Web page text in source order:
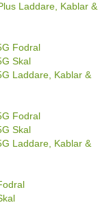
Laddare, Kablar &
Fodral
Skal
Laddare, Kablar &
Fodral
Skal
Laddare, Kablar &